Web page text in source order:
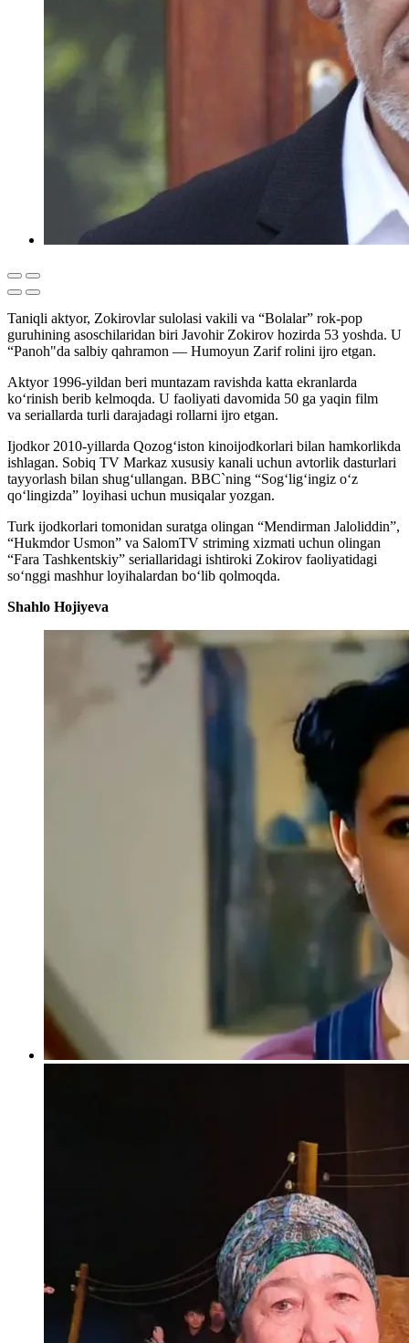
Taniqli aktyor, Zokirovlar sulolasi vakili va “Bolalar” rok-pop
guruhining asoschilaridan biri Javohir Zokirov hozirda 53 yoshda. U
“Panoh"da salbiy qahramon — Humoyun Zarif rolini ijro etgan.
Aktyor 1996-yildan beri muntazam ravishda katta ekranlarda
ko‘rinish berib kelmoqda. U faoliyati davomida 50 ga yaqin film
va seriallarda turli darajadagi rollarni ijro etgan.
Ijodkor 2010-yillarda Qozog‘iston kinoijodkorlari bilan hamkorlikda
ishlagan. Sobiq TV Markaz xususiy kanali uchun avtorlik dasturlari
tayyorlash bilan shug‘ullangan. BBC`ning “Sog‘lig‘ingiz o‘z
qo‘lingizda” loyihasi uchun musiqalar yozgan.
Turk ijodkorlari tomonidan suratga olingan “Mendirman Jaloliddin”,
“Hukmdor Usmon” va SalomTV striming xizmati uchun olingan
“Fara Tashkentskiy” seriallaridagi ishtiroki Zokirov faoliyatidagi
so‘nggi mashhur loyihalardan bo‘lib qolmoqda.
Shahlo Hojiyeva